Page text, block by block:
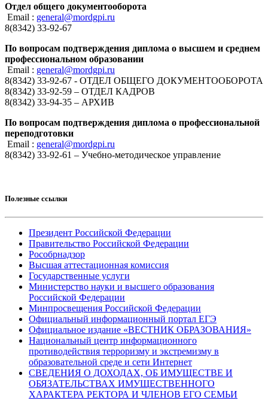
Отдел общего документооборота
Email : general@mordgpi.ru
8(8342) 33-92-67
По вопросам подтверждения диплома о высшем и среднем
профессиональном образовании
Email : general@mordgpi.ru
8(8342) 33-92-67 - ОТДЕЛ ОБЩЕГО ДОКУМЕНТООБОРОТА
8(8342) 33-92-59 – ОТДЕЛ КАДРОВ
8(8342) 33-94-35 – АРХИВ
По вопросам подтверждения диплома о профессиональной
переподготовки
Email : general@mordgpi.ru
8(8342) 33-92-61 – Учебно-методическое управление
Полезные ссылки
Президент Российской Федерации
Правительство Российской Федерации
Рособрнадзор
Высшая аттестационная комиссия
Государственные услуги
Министерство науки и высшего образования
Российской Федерации
Минпросвещения Российской Федерации
Официальный информационный портал ЕГЭ
Официальное издание «ВЕСТНИК ОБРАЗОВАНИЯ»
Национальный центр информационного
противодействия терроризму и экстремизму в
образовательной среде и сети Интернет
СВЕДЕНИЯ О ДОХОДАХ, ОБ ИМУЩЕСТВЕ И
ОБЯЗАТЕЛЬСТВАХ ИМУЩЕСТВЕННОГО
ХАРАКТЕРА РЕКТОРА И ЧЛЕНОВ ЕГО СЕМЬИ